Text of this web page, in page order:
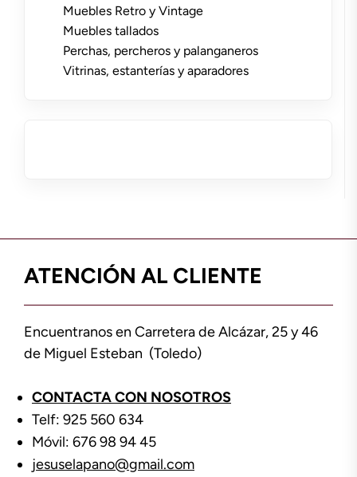
Muebles Retro y Vintage
Muebles tallados
Perchas, percheros y palanganeros
Vitrinas, estanterías y aparadores
ATENCIÓN AL CLIENTE
Encuentranos en Carretera de Alcázar, 25 y 46
de Miguel Esteban (Toledo)
CONTACTA CON NOSOTROS
Telf: 925 560 634
Móvil: 676 98 94 45
jesuselapano@gmail.com